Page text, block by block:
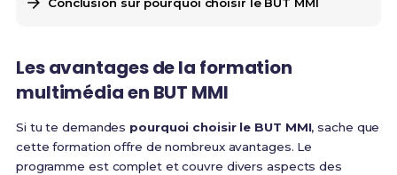
Conclusion sur pourquoi choisir le BUT MMI
Les avantages de la formation
multimédia en BUT MMI
Si tu te demandes pourquoi choisir le BUT MMI, sache que
cette formation offre de nombreux avantages. Le
programme est complet et couvre divers aspects des